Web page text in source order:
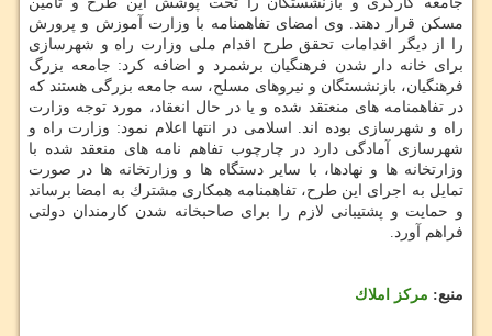
مسكن قرار دهند. وی امضای تفاهمنامه با وزارت آموزش و پرورش
را از دیگر اقدامات تحقق طرح اقدام ملی وزارت راه و شهرسازی
برای خانه دار شدن فرهنگیان برشمرد و اضافه كرد: جامعه بزرگ
فرهنگیان، بازنشستگان و نیروهای مسلح، سه جامعه بزرگی هستند كه
در تفاهمنامه های منعتقد شده و یا در حال انعقاد، مورد توجه وزارت
راه و شهرسازی بوده اند. اسلامی در انتها اعلام نمود: وزارت راه و
شهرسازی آمادگی دارد در چارچوب تفاهم نامه های منعقد شده با
وزارتخانه ها و نهادها، با سایر دستگاه ها و وزارتخانه ها در صورت
تمایل به اجرای این طرح، تفاهمنامه همكاری مشترك به امضا برساند
و حمایت و پشتیبانی لازم را برای صاحبخانه شدن كارمندان دولتی
فراهم آورد.
منبع: مركز املاك